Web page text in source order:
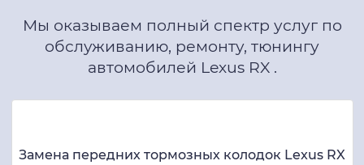
Мы оказываем полный спектр услуг по
обслуживанию, ремонту, тюнингу
автомобилей Lexus RX .
Замена передних тормозных колодок Lexus RX